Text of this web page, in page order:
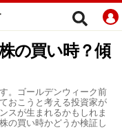
の買い時？傾
。ゴールデンウィーク前
おこうと考える投資家が
スが生まれるかもしれま
の買い時かどうか検証し